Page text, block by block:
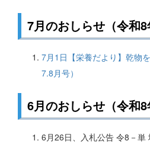
7月のおしらせ（令和8
7月1日【栄養だより】乾物
7.8月号）
6月のおしらせ（令和8
6月26日、入札公告 令8－単